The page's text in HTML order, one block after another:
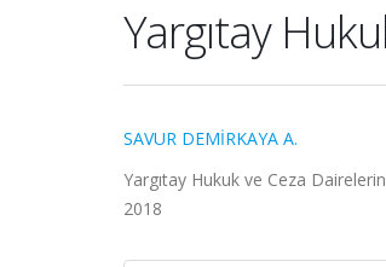
Yargıtay
SAVUR DEMİRKAYA A.
Yargıtay Hukuk ve Ceza
2018